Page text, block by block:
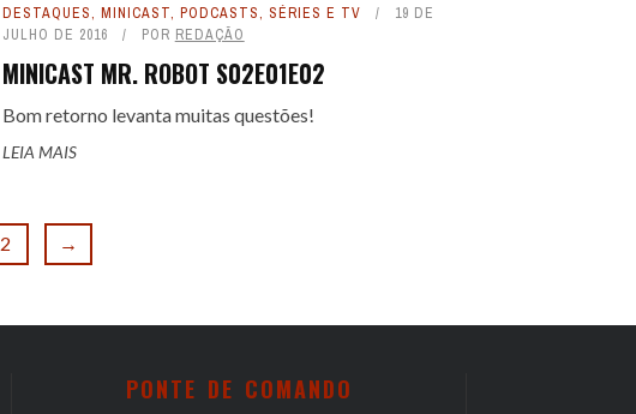
DESTAQUES, MINICAST, PODCASTS, SÉRIES E TV
19 DE
JULHO DE 2016
POR REDAÇÃO
MINICAST MR. ROBOT S02E01E02
Bom retorno levanta muitas questões!
LEIA MAIS
2 →
PONTE DE COMANDO